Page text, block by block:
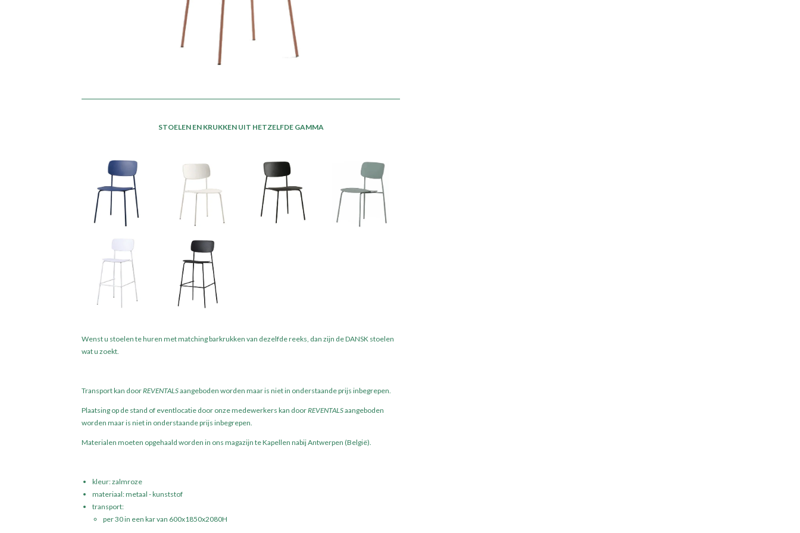
STOELEN EN KRUKKEN UIT HETZELFDE GAMMA
Wenst u stoelen te huren met matching barkrukken van dezelfde reeks, dan zijn de DANSK stoelen
wat u zoekt.
Transport kan doorREVENTALSaangeboden worden maar is niet in onderstaande prijs inbegrepen.
Plaatsing op de stand of eventlocatie door onze medewerkers kan doorREVENTALSaangeboden
worden maar is niet in onderstaande prijs inbegrepen.
Materialen moeten opgehaald worden in ons magazijn te Kapellen nabij Antwerpen (België).
kleur: zalmroze
materiaal: metaal - kunststof
transport:
per 30 in een kar van 600x1850x2080H